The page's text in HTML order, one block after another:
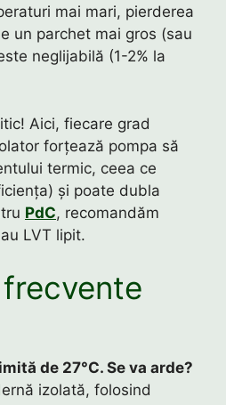
mai mari, pierderea
un parchet mai gros (sau
neglijabilă (1-2% la
Aici, fiecare grad
forțează pompa să
termic, ceea ce
și poate dubla
PdC, recomandăm
LVT lipit.
de 27°C. Se va arde?
izolată, folosind